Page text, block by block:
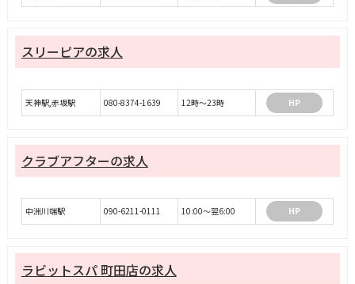
スリーピアの求人
天神駅,赤坂駅 080-8374-1639 12時～23時 HP
クラブアフターの求人
中洲川端駅 090-6211-0111 10:00～翌6:00 HP
ラビットスパ 町田店の求人